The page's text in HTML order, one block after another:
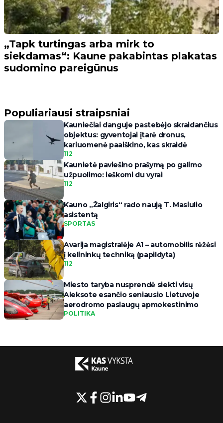
„Tapk turtingas arba mirk to
siekdamas“: Kaune pakabintas plakatas
sudomino pareigūnus
Populiariausi straipsniai
Kauniečiai danguje pastebėjo skraidančius
objektus: gyventojai įtarė dronus,
kariuomenė paaiškino, kas skraidė
112
Kaunietė paviešino prašymą po galimo
užpuolimo: ieškomi du vyrai
112
Kauno „Žalgiris“ rado naują T. Masiulio
asistentą
SPORTAS
Avarija magistralėje A1 – automobilis rėžėsi
į kelininkų techniką (papildyta)
112
Miesto taryba nusprendė siekti visų
Aleksote esančio seniausio Lietuvoje
aerodromo paslaugų apmokestinimo
POLITIKA